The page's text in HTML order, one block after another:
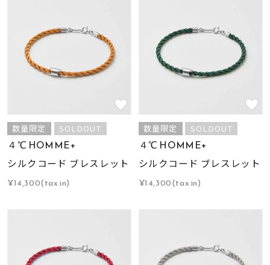
数量限定 SOLDOUT
４℃ HOMME+
シルクコード ブレスレット
¥14,300(tax in)
数量限定 SOLDOUT
４℃ HOMME+
シルクコード ブレスレット
¥14,300(tax in)